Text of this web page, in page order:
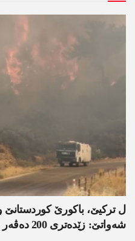
ل ترکیێ، باکورێ کوردستانێ و
شەواتێ: زێدەتری 200 دەڤەر د ناڤ ئاگری دە مان